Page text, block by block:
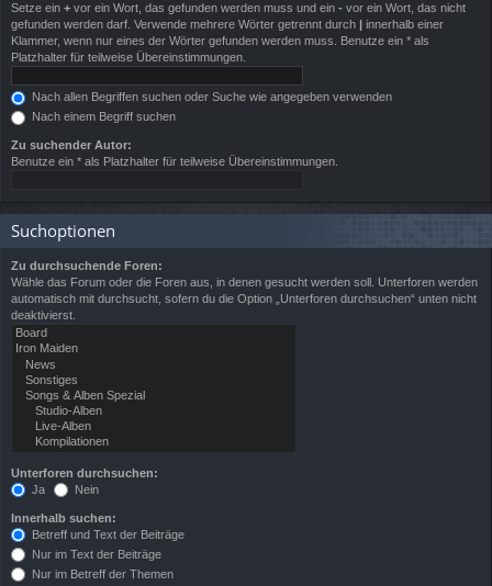
fSetze ein + vor ein Wort, das gefunden werden muss und ein - vor ein Wort, das nicht
gefunden werden darf. Verwende mehrere Wörter getrennt durch | innerhalb einer
Klammer, wenn nur eines der Wörter gefunden werden muss. Benutze ein * als
Platzhalter für teilweise Übereinstimmungen.
Nach allen Begriffen suchen oder Suche wie angegeben verwenden
Nach einem Begriff suchen
Zu suchender Autor:
Benutze ein * als Platzhalter für teilweise Übereinstimmungen.
Suchoptionen
Zu durchsuchende Foren:
Wähle das Forum oder die Foren aus, in denen gesucht werden soll. Unterforen werden
automatisch mit durchsucht, sofern du die Option „Unterforen durchsuchen“ unten nicht
deaktivierst.
Unterforen durchsuchen:
Ja
Nein
Innerhalb suchen:
Betreff und Text der Beiträge
Nur im Text der Beiträge
Nur im Betreff der Themen